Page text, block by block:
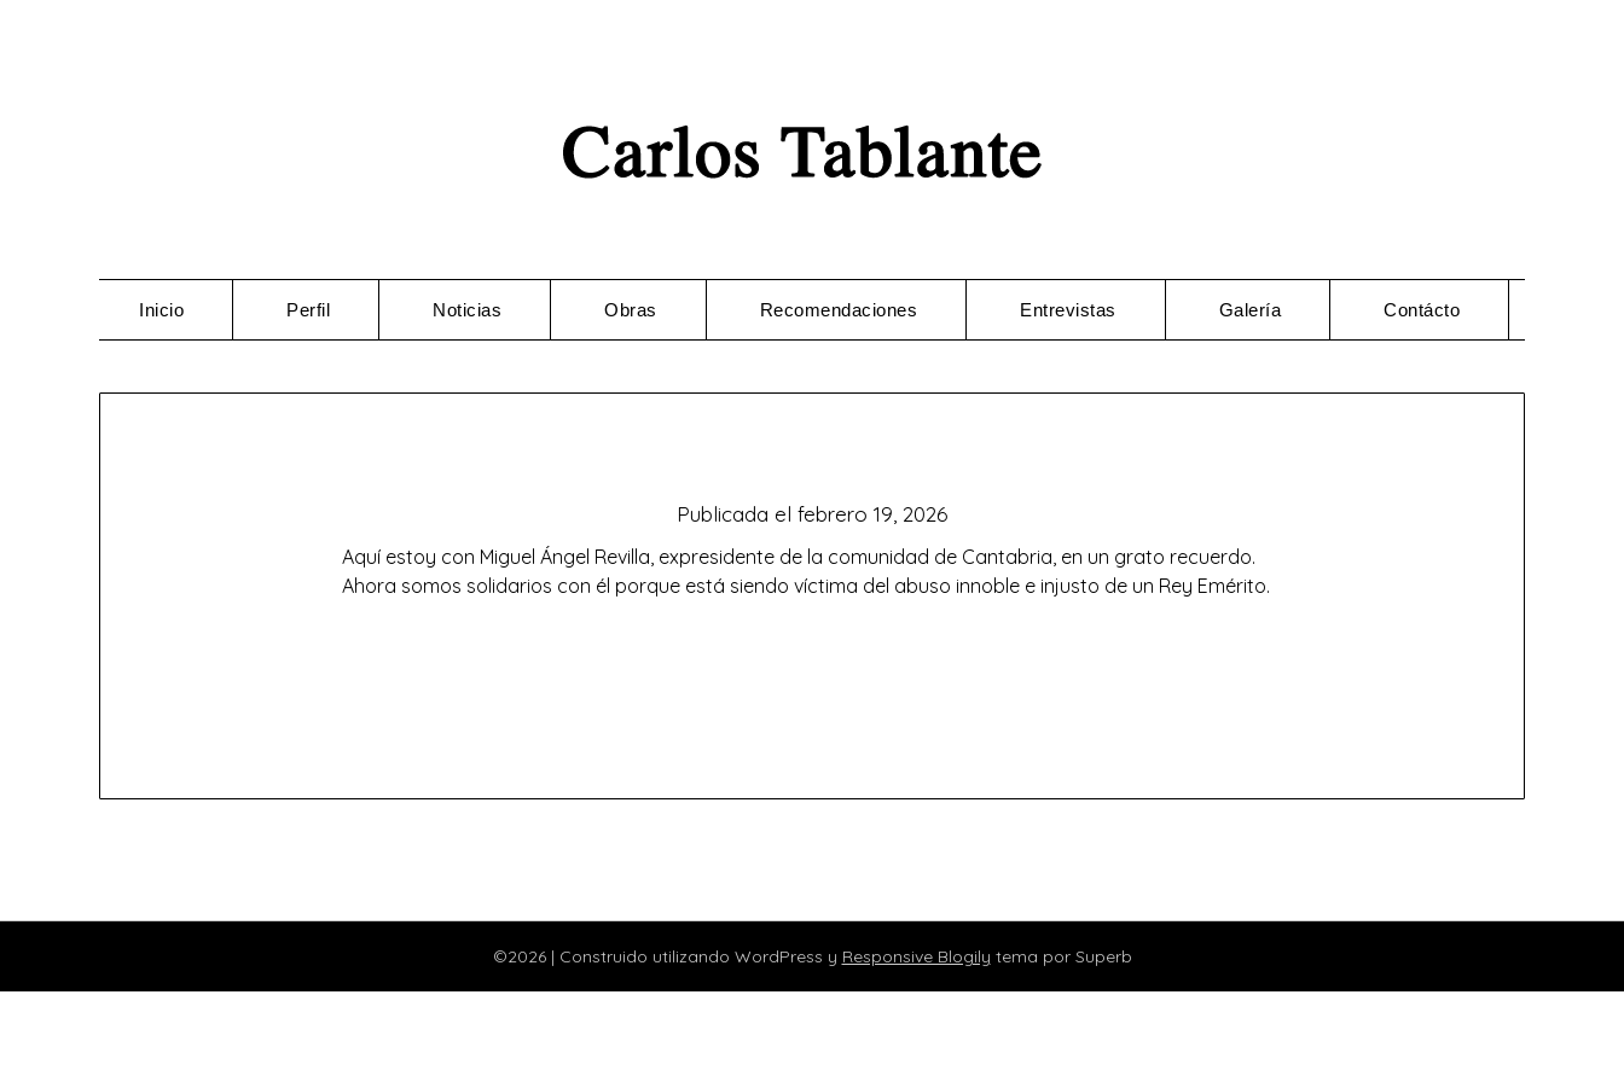
Inicio Perfil Noticias Obras Recomendaciones Entrevistas Galería Contácto
Publicada el febrero 19, 2026
Aquí estoy con Miguel Ángel Revilla, expresidente de la comunidad de Cantabria, en un grato recuerdo.
Ahora somos solidarios con él porque está siendo víctima del abuso innoble e injusto de un Rey Emérito.
©2026 | Construido utilizando WordPress y Responsive Blogily tema por Superb